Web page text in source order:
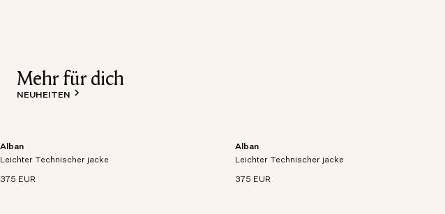
Mehr für dich
NEUHEITEN
Alban
Leichter Technischer jacke
375 EUR
Leichtgewichtige Jacke aus atmungsaktivem,
wasserdichtem und technischem Gewebe.
Alban
Leichter Technischer jacke
375 EUR
Leichtgewichtige Jacke aus atmungsaktivem,
wasserdichtem und technischem Gewebe.